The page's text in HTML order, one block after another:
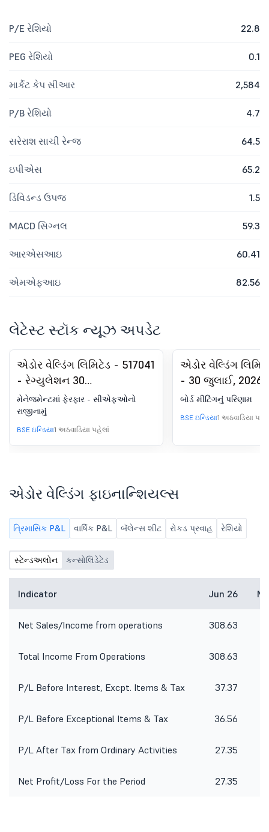
P/E રેશિયો 22.8
PEG રેશિયો 0.1
માર્કેટ કેપ સીઆર 2,584
P/B રેશિયો 4.7
સરેરાશ સાચી રેન્જ 64.5
ઇપીએસ 65.2
ડિવિડન્ડ ઉપજ 1.5
MACD સિગ્નલ 59.3
આરએસઆઇ 60.41
એમએફઆઇ 82.56
લેટેસ્ટ સ્ટૉક ન્યૂઝ અપડેટ
એડોર વેલ્ડિંગ લિમિટેડ - 517041
- રેગ્યુલેશન 30
(એલઓડીઆર) હેઠળ જાહેરાત
- મેનેજમેન્ટમાં ફેરફાર
મેનેજમેન્ટમાં ફેરફાર - સીએફઓનો
રાજીનામું
BSE ઇન્ડિયા1 અઠવાડિયા પહેલાં
એડોર વેલ્ડિંગ
- 30 જુલાઈ, 2026
આયોજિત બોર્ડ
પરિણામ માટે બોર્ડ
બોર્ડ મીટિંગનું પરિણામ
BSE ઇન્ડિયા1 અઠવાડિયા
એડોર વેલ્ડિંગ ફાઇનાન્શિયલ્સ
ત્રિમાસિક P&L વાર્ષિક P&L બૅલેન્સ શીટ રોકડ પ્રવાહ રેશિયો
સ્ટેન્ડઅલોન કન્સોલિડેટેડ
Indicator Jun 26
Net Sales/Income from operations 308.63
Total Income From Operations 308.63
P/L Before Interest, Excpt. Items & Tax 37.37
P/L Before Exceptional Items & Tax 36.56
P/L After Tax from Ordinary Activities 27.35
Net Profit/Loss For the Period 27.35